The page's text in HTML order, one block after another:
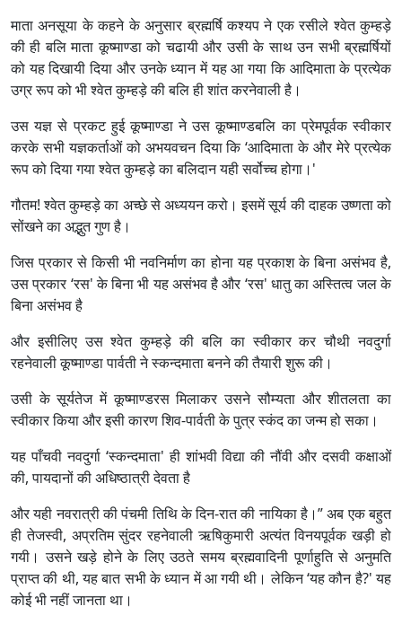
माता अनसूया के कहने के अनुसार ब्रह्मर्षि कश्यप ने एक रसीले श्वेत कुम्हड़े
की ही बलि माता कूष्माण्डा को चढायी और उसी के साथ उन सभी ब्रह्मर्षियों
को यह दिखायी दिया और उनके ध्यान में यह आ गया कि आदिमाता के प्रत्येक
उग्र रूप को भी श्वेत कुम्हड़े की बलि ही शांत करनेवाली है।
उस यज्ञ से प्रकट हुई कूष्माण्डा ने उस कूष्माण्डबलि का प्रेमपूर्वक स्वीकार
करके सभी यज्ञकर्ताओं को अभयवचन दिया कि ‘आदिमाता के और मेरे प्रत्येक
रूप को दिया गया श्वेत कुम्हड़े का बलिदान यही सर्वोच्च होगा।'
गौतम! श्वेत कुम्हड़े का अच्छे से अध्ययन करो। इसमें सूर्य की दाहक उष्णता को
सोंखने का अद्भुत गुण है।
जिस प्रकार से किसी भी नवनिर्माण का होना यह प्रकाश के बिना असंभव है,
उस प्रकार ‘रस' के बिना भी यह असंभव है और ‘रस' धातु का अस्तित्व जल के
बिना असंभव है
और इसीलिए उस श्वेत कुम्हड़े की बलि का स्वीकार कर चौथी नवदुर्गा
रहनेवाली कूष्माण्डा पार्वती ने स्कन्दमाता बनने की तैयारी शुरू की।
उसी के सूर्यतेज में कूष्माण्डरस मिलाकर उसने सौम्यता और शीतलता का
स्वीकार किया और इसी कारण शिव-पार्वती के पुत्र स्कंद का जन्म हो सका।
यह पाँचवी नवदुर्गा ‘स्कन्दमाता' ही शांभवी विद्या की नौंवी और दसवी कक्षाओं
की, पायदानों की अधिष्ठात्री देवता है
और यही नवरात्री की पंचमी तिथि के दिन-रात की नायिका है।” अब एक बहुत
ही तेजस्वी, अप्रतिम सुंदर रहनेवाली ऋषिकुमारी अत्यंत विनयपूर्वक खड़ी हो
गयी। उसने खड़े होने के लिए उठते समय ब्रह्मवादिनी पूर्णाहुति से अनुमति
प्राप्त की थी, यह बात सभी के ध्यान में आ गयी थी। लेकिन ‘यह कौन है?' यह
कोई भी नहीं जानता था।